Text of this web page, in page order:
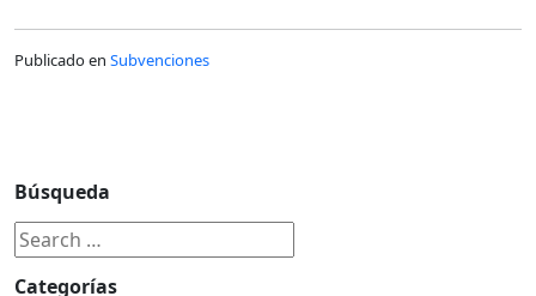
Publicado en Subvenciones
Búsqueda
Categorías